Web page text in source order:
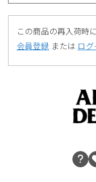
この商品の再入荷時
会員登録 または ロ